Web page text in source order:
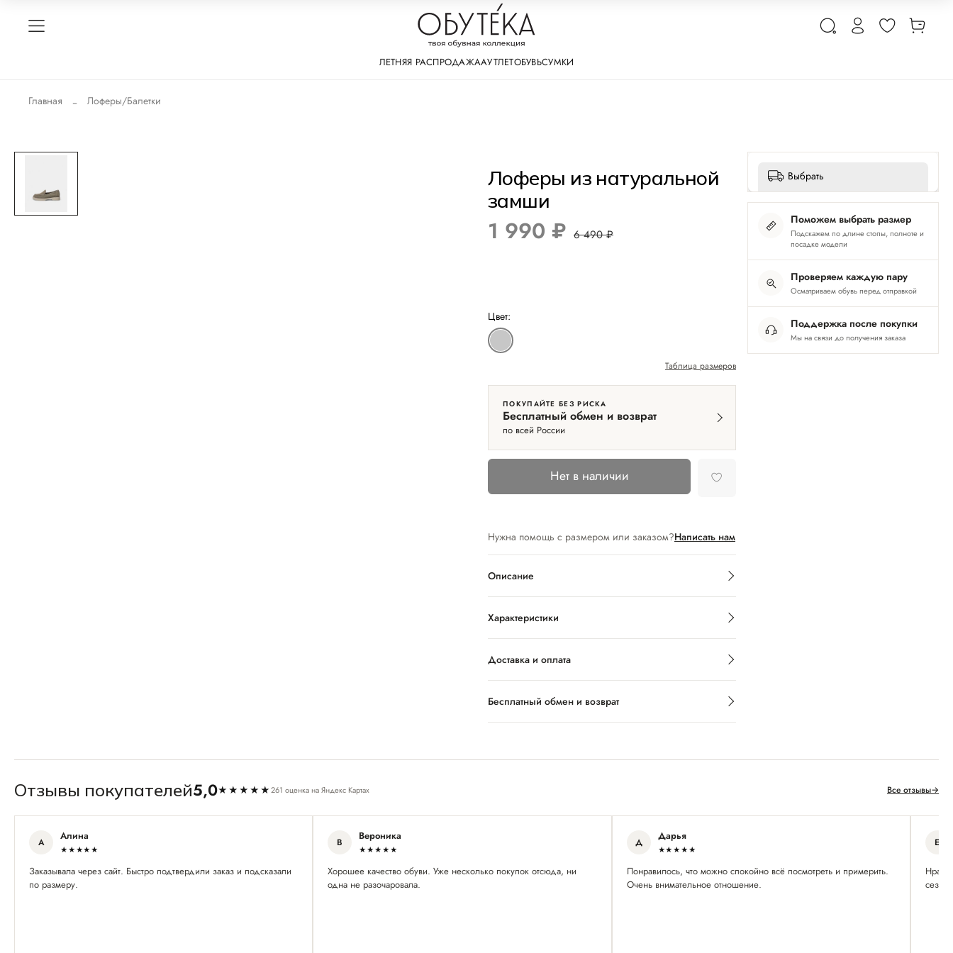
ЛЕТНЯЯ РАСПРОДАЖААУТЛЕТОБУВЬСУМКИ
Главная Лоферы/Балетки
Лоферы из натуральной
замши
1 990 ₽ 6 490 ₽
Цвет:
Таблица размеров
ПОКУПАЙТЕ БЕЗ РИСКА
Бесплатный обмен и возврат
по всей России
Нет в наличии
Нужна помощь с размером или заказом?Написать нам
Описание
Характеристики
Доставка и оплата
Бесплатный обмен и возврат
Выбрать
Поможем выбрать размер
Подскажем по длине стопы, полноте и
посадке модели
Проверяем каждую пару
Осматриваем обувь перед отправкой
Поддержка после покупки
Мы на связи до получения заказа
Отзывы покупателей5,0★★★★★261 оценка на Яндекс Картах Все отзывы→
А Алина
★★★★★
Заказывала через сайт. Быстро подтвердили заказ и подсказали
по размеру.
В Вероника
★★★★★
Хорошее качество обуви. Уже несколько покупок отсюда, ни
одна не разочаровала.
Д Дарья
★★★★★
Понравилось, что можно спокойно всё посмотреть и примерить.
Очень внимательное отношение.
Е
сезон